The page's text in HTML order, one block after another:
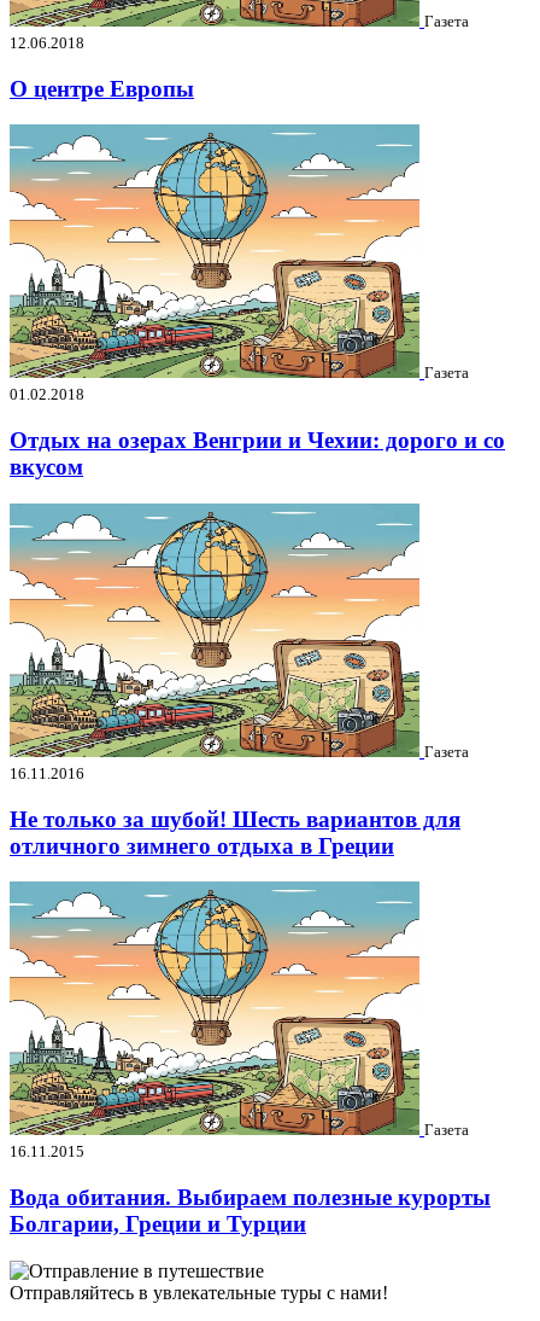
Газета
12.06.2018
О центре Европы
Газета
01.02.2018
Отдых на озерах Венгрии и Чехии: дорого и со
вкусом
Газета
16.11.2016
Не только за шубой! Шесть вариантов для
отличного зимнего отдыха в Греции
Газета
16.11.2015
Вода обитания. Выбираем полезные курорты
Болгарии, Греции и Турции
Отправляйтесь в увлекательные туры с нами!